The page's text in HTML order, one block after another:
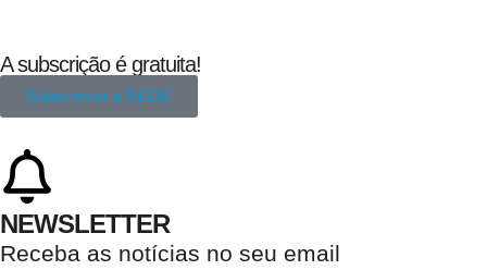
A subscrição é gratuita!
Subscrever a REDE
NEWSLETTER
Receba as notícias no seu email​